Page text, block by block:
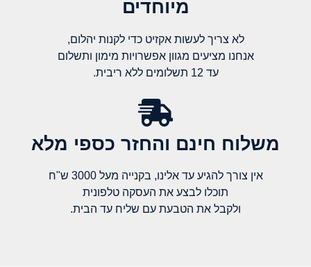
מיוחדים
לא צריך לעשות אקזיט כדי לקנות יהלום,
אנחנו מציעים מגוון אפשרויות מימון ותשלום
עד 12 תשלומים ללא ריבית.
משלוח חינם והחזר כספי מלא​
אין צורך להגיע עד אלינו, בקנייה מעל 3000 ש"ח
תוכלו לבצע את העסקה טלפונית
ולקבל את הטבעת עם שליח עד הבית.